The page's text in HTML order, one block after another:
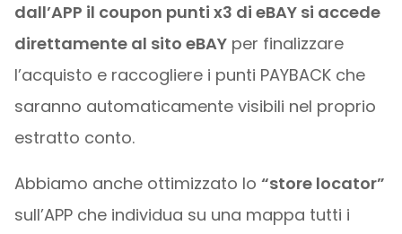
dall’APP il coupon punti x3 di eBAY si accede
direttamente al sito eBAYper finalizzare
l’acquisto e raccogliere i punti PAYBACK che
saranno automaticamente visibili nel proprio
estratto conto.
Abbiamo anche ottimizzato lo “store locator”
sull’APP che individua su una mappa tutti i